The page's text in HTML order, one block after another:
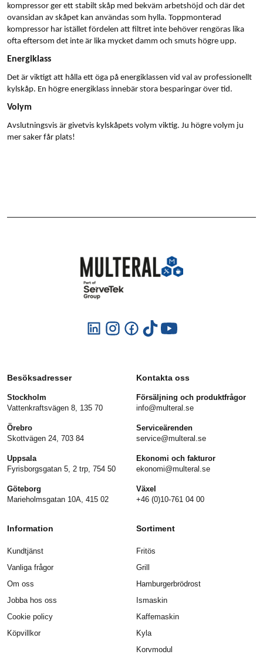
kompressor ger ett stabilt skåp med bekväm arbetshöjd och där det
ovansidan av skåpet kan användas som hylla. Toppmonterad
kompressor har istället fördelen att filtret inte behöver rengöras lika
ofta eftersom det inte är lika mycket damm och smuts högre upp.
Energiklass
Det är viktigt att hålla ett öga på energiklassen vid val av professionellt
kylskåp. En högre energiklass innebär stora besparingar över tid.
Volym
Avslutningsvis är givetvis kylskåpets volym viktig. Ju högre volym ju
mer saker får plats!
Besöksadresser
Stockholm
Vattenkraftsvägen 8, 135 70
Örebro
Skottvägen 24, 703 84
Uppsala
Fyrisborgsgatan 5, 2 trp, 754 50
Göteborg
Marieholmsgatan 10A, 415 02
Kontakta oss
Försäljning och produktfrågor
info@multeral.se
Serviceärenden
service@multeral.se
Ekonomi och fakturor
ekonomi@multeral.se
Växel
+46 (0)10-761 04 00
Information
Kundtjänst
Vanliga frågor
Om oss
Jobba hos oss
Cookie policy
Köpvillkor
Sortiment
Fritös
Grill
Hamburgerbrödrost
Ismaskin
Kaffemaskin
Kyla
Korvmodul